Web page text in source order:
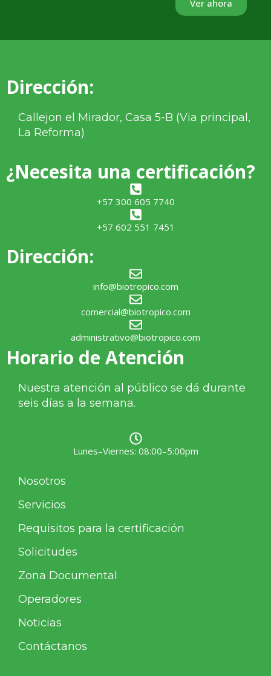
Ver ahora
Dirección:
Callejon el Mirador, Casa 5-B (Via principal,
La Reforma)
¿Necesita una certificación?
+57 300 605 7740
+57 602 551 7451
Dirección:
info@biotropico.com
comercial@biotropico.com
administrativo@biotropico.com
Horario de Atención
Nuestra atención al público se dá durante
seis días a la semana.
Lunes–Viernes: 08:00–5:00pm
Nosotros
Servicios
Requisitos para la certificación
Solicitudes
Zona Documental
Operadores
Noticias
Contáctanos